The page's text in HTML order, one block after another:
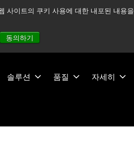
이트의 쿠키 사용에 대한 내포된 내
동의하기
든 서비스는 정상적으로 운영되고 있
솔루션 품질 자세히